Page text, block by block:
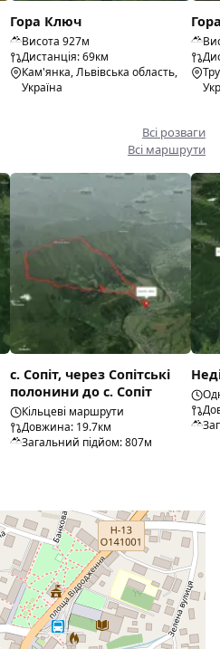
Гора Ключ
Висота 927м
Дистанція: 69км
Кам'янка, Львівська область,
Україна
Всі розваги
Всі маршрути
с. Сопіт, через Сопітські
полонини до с. Сопіт
Кільцеві маршрути
Довжина: 19.7км
Загальний підйом: 807м